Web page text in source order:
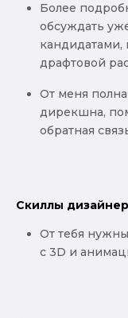
Более
обсуждать
кандидатами,
драфтовой
От меня
дирекшна,
обратная
Скиллы
От тебя
с 3D и